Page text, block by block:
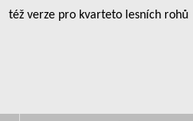
též verze pro kvarteto lesních rohů